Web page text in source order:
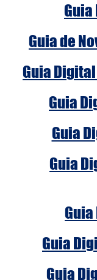
Guia
Guia de
Guia
Guia
Guia
Guia
Guia
Guia